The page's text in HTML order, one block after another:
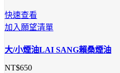
快速查看
加入願望清單
大/小煙油LAI SANG賴桑煙油
NT$650